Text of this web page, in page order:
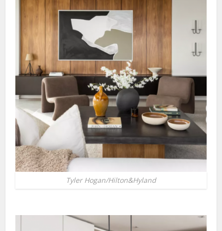
Tyler Hogan/Hilton&Hyland